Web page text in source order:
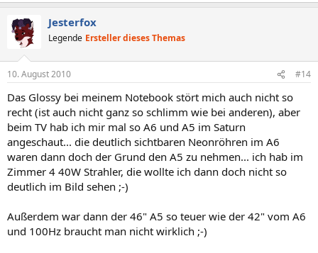
Jesterfox
Legende Ersteller dieses Themas
10. August 2010 #14
Das Glossy bei meinem Notebook stört mich auch nicht so
recht (ist auch nicht ganz so schlimm wie bei anderen), aber
beim TV hab ich mir mal so A6 und A5 im Saturn
angeschaut... die deutlich sichtbaren Neonröhren im A6
waren dann doch der Grund den A5 zu nehmen... ich hab im
Zimmer 4 40W Strahler, die wollte ich dann doch nicht so
deutlich im Bild sehen ;-)
Außerdem war dann der 46" A5 so teuer wie der 42" vom A6
und 100Hz braucht man nicht wirklich ;-)